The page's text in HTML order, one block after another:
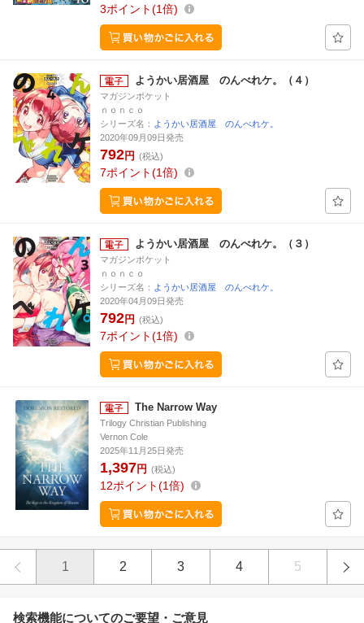
3ポイント 1倍
ようかい居酒屋 のんべれケ。（４）
マガジンポケット
ｎｏｎｃｏ
シリーズ名： ようかい居酒屋 のんべれケ。
2020年09月09日発売
792円 (税込)
7ポイント 1倍
ようかい居酒屋 のんべれケ。（３）
マガジンポケット
ｎｏｎｃｏ
シリーズ名： ようかい居酒屋 のんべれケ。
2020年04月09日発売
792円 (税込)
7ポイント 1倍
The Narrow Way
Trilogy Christian Publishing
Vernon Cole
2025年11月25日発売
1,397円 (税込)
12ポイント 1倍
1 2 3 4 5
検索機能についてのご要望・ご意見